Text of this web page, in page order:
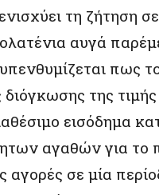
τη ζήτηση
αυγά
πως
διόγκωσης της
εισόδημα
αγαθών για το
αγορές σε μία